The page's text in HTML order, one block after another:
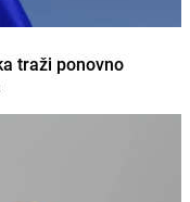
traži ponovno